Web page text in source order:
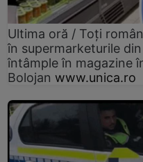
Ultima oră / Toți
în supermarketurile
întâmple în magazine
Bolojan www.unica.ro